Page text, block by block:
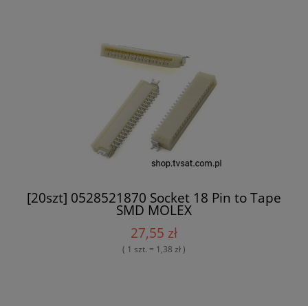
[20szt] 0528521870 Socket 18 Pin to Tape
SMD MOLEX
27,55 zł
( 1 szt. = 1,38 zł )